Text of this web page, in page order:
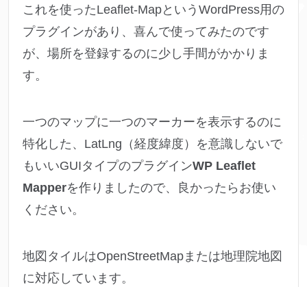
これを使ったLeaflet-MapというWordPress用の
プラグインがあり、喜んで使ってみたのです
が、場所を登録するのに少し手間がかかりま
す。
一つのマップに一つのマーカーを表示するのに
特化した、LatLng（経度緯度）を意識しないで
もいいGUIタイプのプラグインWP Leaflet
Mapperを作りましたので、良かったらお使い
ください。
地図タイルはOpenStreetMapまたは地理院地図
に対応しています。